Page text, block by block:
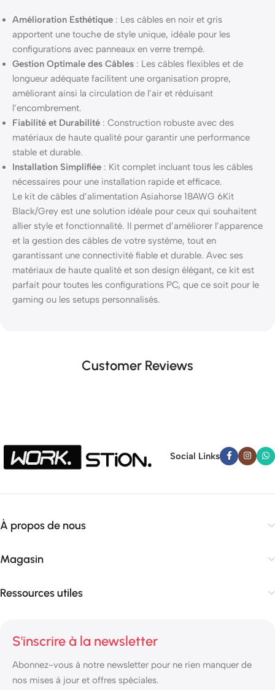
Amélioration Esthétique : Les câbles en noir et gris
apportent une touche de style unique, idéale pour les
configurations avec panneaux en verre trempé.
Gestion Optimale des Câbles : Les câbles flexibles et de
longueur adéquate facilitent une organisation propre,
améliorant ainsi la circulation de l’air et réduisant
l’encombrement.
Fiabilité et Durabilité : Construction robuste avec des
matériaux de haute qualité pour garantir une performance
stable et durable.
Installation Simplifiée : Kit complet incluant tous les câbles
nécessaires pour une installation rapide et efficace.
Le kit de câbles d’alimentation Asiahorse 18AWG 6Kit
Black/Grey est une solution idéale pour ceux qui souhaitent
allier style et fonctionnalité. Il permet d’améliorer l’apparence
et la gestion des câbles de votre système, tout en
garantissant une connectivité fiable et durable. Avec ses
matériaux de haute qualité et son design élégant, ce kit est
parfait pour toutes les configurations PC, que ce soit pour le
gaming ou les setups personnalisés.
Customer Reviews
Social Links
À propos de nous
Magasin
Ressources utiles
S'inscrire à la newsletter
Abonnez-vous à notre newsletter pour ne rien manquer de
nos mises à jour et offres spéciales.